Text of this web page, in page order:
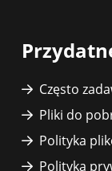
Często
Pliki do
Polityka
Polityka